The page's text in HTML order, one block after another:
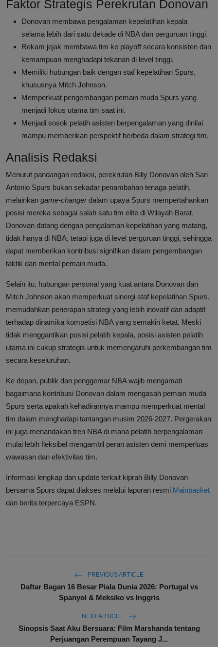
Faktor Strategis Perekrutan Donovan
Donovan membawa pengalaman kepelatihan kepala
selama lebih dari satu dekade di NBA dan perguruan tinggi.
Rekam jejak membawa tim ke playoff secara konsisten dan
kemampuan menghadapi tekanan di level tinggi.
Memiliki hubungan baik dengan staf kepelatihan Spurs,
khususnya Mitch Johnson.
Memperkuat pengembangan pemain muda Spurs yang
menjadi fokus utama tim saat ini.
Menjadi sosok pelatih asisten berpengalaman yang dinilai
mampu memberikan perspektif berbeda dalam strategi tim.
Analisis Redaksi
Menurut pandangan redaksi, perekrutan Billy Donovan oleh San
Antonio Spurs bukan sekadar penambahan tenaga pelatih,
melainkan game-changerdalam upaya Spurs mempertahankan
posisi mereka sebagai salah satu tim elite di Wilayah Barat.
Donovan datang dengan pengalaman kepelatihan yang matang,
tidak hanya di NBA, tetapi juga di level perguruan tinggi, sehingga
dapat memberikan kontribusi signifikan dalam pengembangan
taktik dan mental pemain muda.
Selain itu, hubungan personal yang kuat antara Donovan dan
Mitch Johnson akan memperkuat sinergi staf kepelatihan Spurs,
memudahkan penerapan strategi yang lebih inovatif dan adaptif
terhadap dinamika kompetisi NBA yang semakin ketat. Meski
tidak menggantikan posisi pelatih kepala, posisi asisten pelatih
utama ini cukup strategis untuk memengaruhi perkembangan tim
secara keseluruhan.
Ke depan, publik dan penggemar NBA wajib mengamati
bagaimana kontribusi Donovan dalam mengasah pemain muda
Spurs serta apakah kehadirannya mampu memperkuat mental
tim dalam menghadapi tantangan musim 2026-2027. Pergerakan
ini juga menandakan tren NBA di mana pelatih berpengalaman
mulai lebih fleksibel mengambil peran asisten demi memperluas
wawasan dan efektivitas tim.
Informasi lengkap dan update terkait kiprah Billy Donovan
bersama Spurs dapat diakses melalui laporan resmi Mainbasket
dan berita terpercaya ESPN.
PREVIOUS ARTICLE
Daftar Bagan 16 Besar Piala Dunia 2026: Portugal vs
Spanyol & Meksiko vs Inggris
NEXT ARTICLE
Sinopsis Saat Aku Bersuara: Film Marshanda tentang
Perjuangan Perempuan Tayang J...